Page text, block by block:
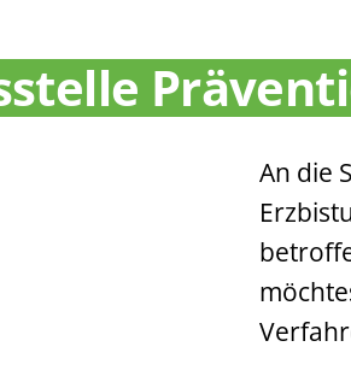
An die